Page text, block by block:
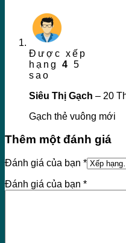
Được xếp
hạng 4 5
sao
Siêu Thị Gạch – 20
Gạch thẻ vuông mới
Thêm một đánh giá
Đánh giá của bạn *
Đánh giá của bạn *